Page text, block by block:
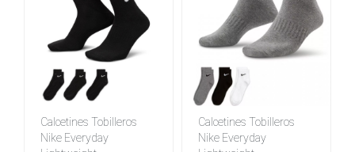
Calcetines Tobilleros
Nike Everyday
Calcetines Tobilleros
Nike Everyday